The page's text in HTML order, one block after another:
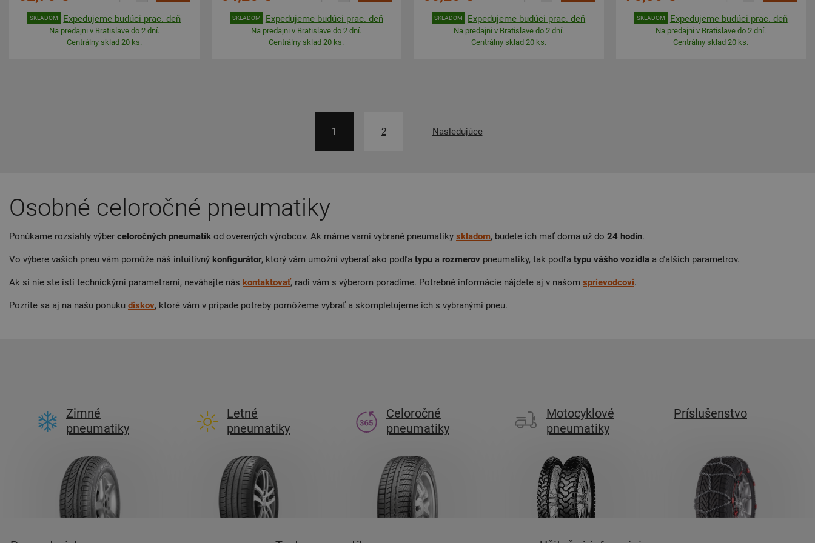
SKLADOM Expedujeme budúci prac. deň
Na predajni v Bratislave do 2 dní.
Centrálny sklad 20 ks.
SKLADOM Expedujeme budúci prac. deň
Na predajni v Bratislave do 2 dní.
Centrálny sklad 20 ks.
SKLADOM Expedujeme budúci prac. deň
Na predajni v Bratislave do 2 dní.
Centrálny sklad 20 ks.
SKLADOM Expedujeme budúci prac. deň
Na predajni v Bratislave do 2 dní.
Centrálny sklad 20 ks.
1 2 Nasledujúce
Osobné celoročné pneumatiky
Ponúkame rozsiahly výber celoročných pneumatík od overených výrobcov. Ak máme vami vybrané pneumatiky skladom, budete ich mať doma už do 24 hodín.
Vo výbere vašich pneu vám pomôže náš intuitivný konfigurátor, ktorý vám umožní vyberať ako podľa typu a rozmerov pneumatiky, tak podľa typu vášho vozidla a ďalších parametrov.
Ak si nie ste istí technickými parametrami, neváhajte nás kontaktovať, radi vám s výberom poradíme. Potrebné informácie nájdete aj v našom sprievodcovi.
Pozrite sa aj na našu ponuku diskov, ktoré vám v prípade potreby pomôžeme vybrať a skompletujeme ich s vybranými pneu.
Zimné
pneumatiky
Letné
pneumatiky
Celoročné
pneumatiky
Motocyklové
pneumatiky
Príslušenstvo